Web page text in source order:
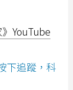
YouTube
下追蹤，科